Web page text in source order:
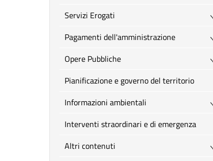
Servizi Erogati
Pagamenti dell'amministrazione
Opere Pubbliche
Pianificazione e governo del territorio
Informazioni ambientali
Interventi straordinari e di emergenza
Altri contenuti